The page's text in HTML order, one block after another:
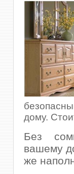
дому.
Без
вашему
же